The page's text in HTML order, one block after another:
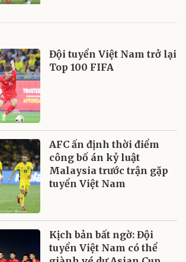
Đội tuyển Việt Nam trở lại
Top 100 FIFA
AFC ấn định thời điểm
công bố án kỷ luật
Malaysia trước trận gặp
tuyển Việt Nam
Kịch bản bất ngờ: Đội
tuyển Việt Nam có thể